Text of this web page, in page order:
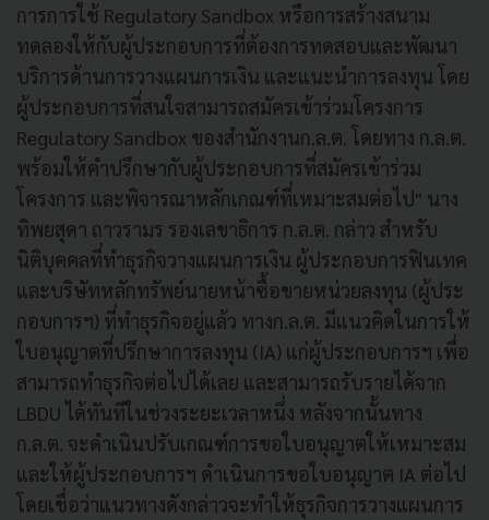
การการใช้ Regulatory Sandbox หรือการสร้างสนาม
ทดลองให้กับผู้ประกอบการที่ต้องการทดสอบและพัฒนา
บริการด้านการวางแผนการเงิน และแนะนำการลงทุน โดย
ผู้ประกอบการที่สนใจสามารถสมัครเข้าร่วมโครงการ
Regulatory Sandbox ของสำนักงานก.ล.ต. โดยทาง ก.ล.ต.
พร้อมให้คำปรึกษากับผู้ประกอบการที่สมัครเข้าร่วม
โครงการ และพิจารณาหลักเกณฑ์ที่เหมาะสมต่อไป" นาง
ทิพยสุดา ถาวรามร รองเลขาธิการ ก.ล.ต. กล่าว สำหรับ
นิติบุคคลที่ทำธุรกิจวางแผนการเงิน ผู้ประกอบการฟินเทค
และบริษัทหลักทรัพย์นายหน้าซื้อขายหน่วยลงทุน (ผู้ประ
กอบการฯ) ที่ทำธุรกิจอยู่แล้ว ทางก.ล.ต. มีแนวคิดในการให้
ใบอนุญาตที่ปรึกษาการลงทุน (IA) แก่ผู้ประกอบการฯ เพื่อ
สามารถทำธุรกิจต่อไปได้เลย และสามารถรับรายได้จาก
LBDU ได้ทันทีในช่วงระยะเวลาหนึ่ง หลังจากนั้นทาง
ก.ล.ต. จะดำเนินปรับเกณฑ์การขอใบอนุญาตให้เหมาะสม
และให้ผู้ประกอบการฯ ดำเนินการขอใบอนุญาต IA ต่อไป
โดยเชื่อว่าแนวทางดังกล่าวจะทำให้ธุรกิจการวางแผนการ